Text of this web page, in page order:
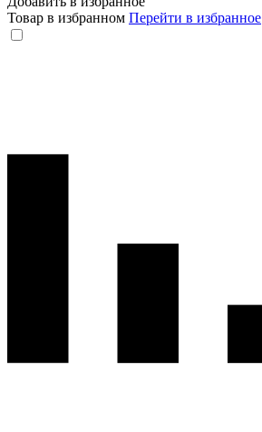
Товар в избранном Перейти в избранное